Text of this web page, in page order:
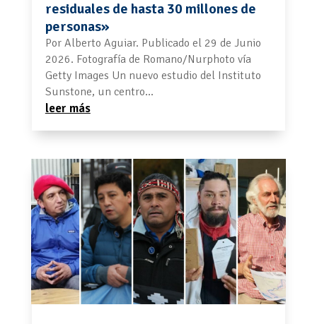
residuales de hasta 30 millones de
personas»
Por Alberto Aguiar. Publicado el 29 de Junio
2026. Fotografía de Romano/Nurphoto vía
Getty Images Un nuevo estudio del Instituto
Sunstone, un centro...
leer más